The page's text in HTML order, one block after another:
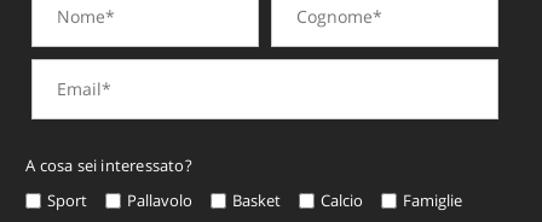
A cosa sei interessato?
Sport
Pallavolo Basket Calcio
Famiglie